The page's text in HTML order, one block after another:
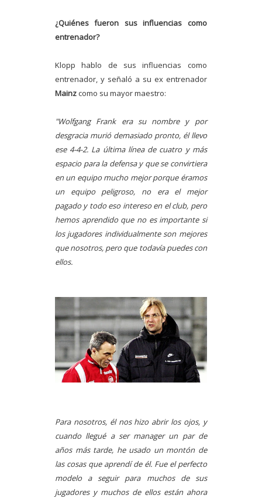
¿Quiénes fueron sus influencias como
entrenador?
Klopp hablo de sus influencias como
entrenador, y señaló a su ex entrenador
Mainzcomo su mayor maestro:
"Wolfgang Frank era su nombre y por
desgracia murió demasiado pronto, él llevo
ese 4-4-2. La última línea de cuatro y más
espacio para la defensa y que se convirtiera
en un equipo mucho mejor porque éramos
un equipo peligroso, no era el mejor
pagado y todo eso intereso en el club, pero
hemos aprendido que no es importante si
los jugadores individualmente son mejores
que nosotros, pero que todavía puedes con
ellos.
Para nosotros, él nos hizo abrir los ojos, y
cuando llegué a ser manager un par de
años más tarde, he usado un montón de
las cosas que aprendí de él. Fue el perfecto
modelo a seguir para muchos de sus
jugadores y muchos de ellos están ahora